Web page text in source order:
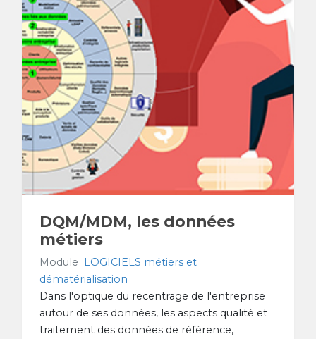
DQM/MDM, les données
métiers
Module
LOGICIELS métiers et
dématérialisation
Dans l'optique du recentrage de l'entreprise
autour de ses données, les aspects qualité et
traitement des données de référence,